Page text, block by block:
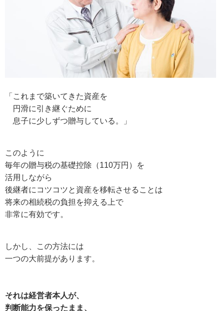
「これまで築いてきた資産を
円滑に引き継ぐために
息子に少しずつ贈与している。」
このように
毎年の贈与税の基礎控除（110万円）を
活用しながら
後継者にコツコツと資産を移転させることは
将来の相続税の負担を抑える上で
非常に有効です。
しかし、この方法には
一つの大前提があります。
それは経営者本人が、
判断能力を保ったまま、